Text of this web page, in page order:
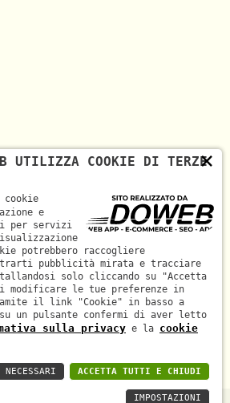
5 - 37131 Verona
×
UTILIZZA COOKIE DI TERZE
e
per servizi
potrebbero raccogliere
pubblicità mirata e tracciare
solo cliccando su "Accetta
le tue preferenze in
il link "Cookie" in basso a
un pulsante confermi di aver letto
sulla privacy e la cookie
ACCETTA TUTTI E CHIUDI
NECESSARI
IMPOSTAZIONI